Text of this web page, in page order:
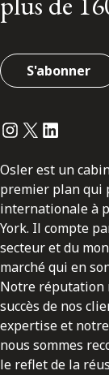
S'abonner
Instagram
Twitter
LinkedIn
Osler est un
premier plan qui
internationale à
York. Il compte
secteur et du
marché qui en
Notre réputation
succès de nos
expertise et
nous sommes
le reflet de la